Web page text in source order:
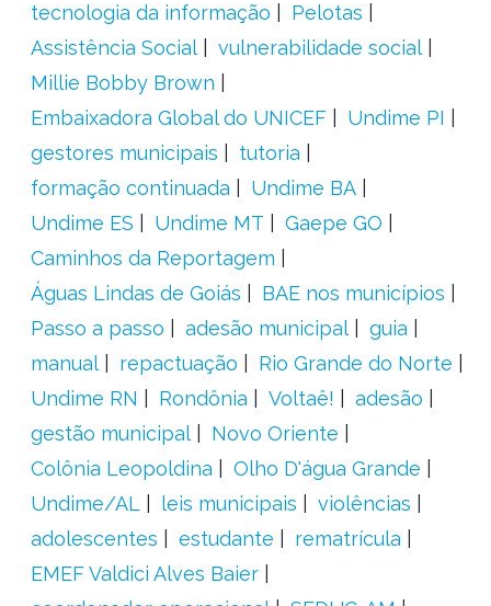
tecnologia da informação
Pelotas
Assistência Social
vulnerabilidade social
Millie Bobby Brown
Embaixadora Global do UNICEF
Undime PI
gestores municipais
tutoria
formação continuada
Undime BA
Undime ES
Undime MT
Gaepe GO
Caminhos da Reportagem
Águas Lindas de Goiás
BAE nos municípios
Passo a passo
adesão municipal
guia
manual
repactuação
Rio Grande do Norte
Undime RN
Rondônia Voltaê!
adesão
gestão municipal
Novo Oriente
Colônia Leopoldina
Olho D'água Grande
Undime/AL
leis municipais
violências
adolescentes
estudante
rematrícula
EMEF Valdici Alves Baier